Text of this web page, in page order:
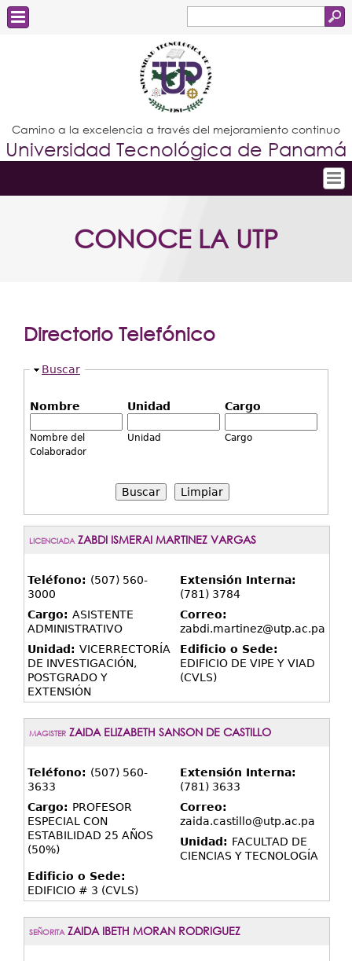
de
búsqueda
Estudiantes
Docentes
Administrativos
Graduados
Camino a la excelencia a través del mejoramiento continuo
Universidad Tecnológica de Panamá
Conoce la UTP
Postgrados
Centros Regionales
Servicios
Transparencia
CONOCE LA UTP
Directorio Telefónico
Ocultar
Buscar
Nombre
Nombre del
Colaborador
Unidad
Unidad
Cargo
Cargo
Limpiar
LICENCIADA ZABDI ISMERAI MARTINEZ VARGAS
Teléfono: (507) 560-
3000
Extensión Interna:
(781) 3784
Cargo: ASISTENTE
ADMINISTRATIVO
Correo:
zabdi.martinez@utp.ac.pa
Unidad: VICERRECTORÍA
DE INVESTIGACIÓN,
POSTGRADO Y
EXTENSIÓN
Edificio o Sede:
EDIFICIO DE VIPE Y VIAD
(CVLS)
MAGISTER ZAIDA ELIZABETH SANSON DE CASTILLO
Teléfono: (507) 560-
3633
Extensión Interna:
(781) 3633
Cargo: PROFESOR
ESPECIAL CON
ESTABILIDAD 25 AÑOS
(50%)
Correo:
zaida.castillo@utp.ac.pa
Unidad: FACULTAD DE
CIENCIAS Y TECNOLOGÍA
Edificio o Sede:
EDIFICIO # 3 (CVLS)
SEÑORITA ZAIDA IBETH MORAN RODRIGUEZ